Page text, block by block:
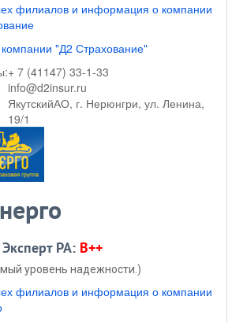
филиалов и информация о компании
"Д2 Страхование"
+ 7 (41147) 33-1-33
info@d2insur.ru
ЯкутскийАО, г. Нерюнгри, ул. Ленина,
19/1
Эксперт РА: B++
уровень надежности.)
филиалов и информация о компании